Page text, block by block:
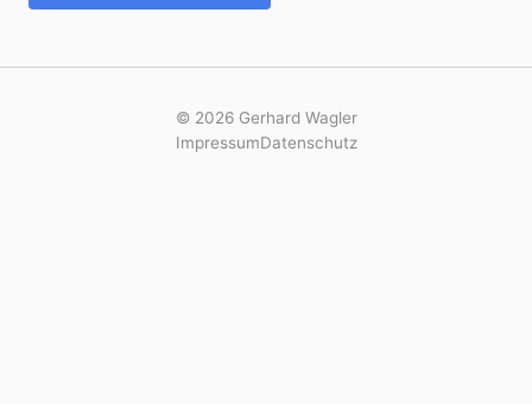
© 2026 Gerhard Wagler
ImpressumDatenschutz